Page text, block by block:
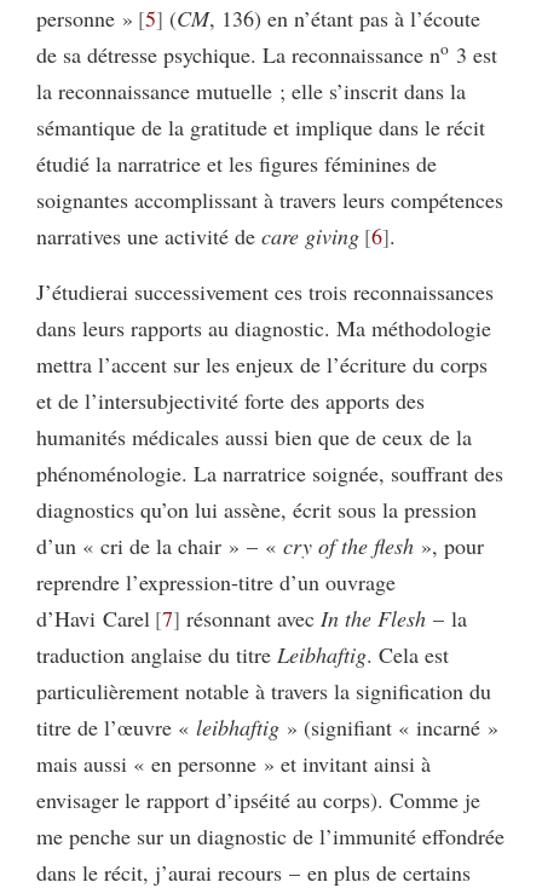
personne » 5 (CM, 136) en n’étant pas à l’écoute
de sa détresse psychique. La reconnaissance no 3 est
la reconnaissance mutuelle ; elle s’inscrit dans la
sémantique de la gratitude et implique dans le récit
étudié la narratrice et les figures féminines de
soignantes accomplissant à travers leurs compétences
narratives une activité de care giving 6 .
J’étudierai successivement ces trois reconnaissances
dans leurs rapports au diagnostic. Ma méthodologie
mettra l’accent sur les enjeux de l’écriture du corps
et de l’intersubjectivité forte des apports des
humanités médicales aussi bien que de ceux de la
phénoménologie. La narratrice soignée, souffrant des
diagnostics qu’on lui assène, écrit sous la pression
d’un « cri de la chair » – « cry of the flesh », pour
reprendre l’expression-titre d’un ouvrage
d’Havi Carel 7 résonnant avec In the Flesh– la
traduction anglaise du titre Leibhaftig. Cela est
particulièrement notable à travers la signification du
titre de l’œuvre « leibhaftig » (signifiant « incarné »
mais aussi « en personne » et invitant ainsi à
envisager le rapport d’ipséité au corps). Comme je
me penche sur un diagnostic de l’immunité effondrée
dans le récit, j’aurai recours – en plus de certains